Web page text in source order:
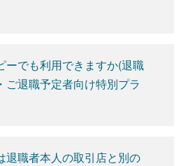
ーでも利用できますか(退職
ご退職予定者向け特別プラ
退職者本人の取引店と別の